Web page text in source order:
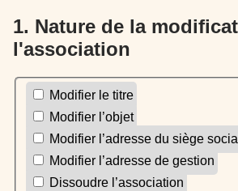
1. Nature de la modification de
l'association
Modifier le titre
Modifier l’objet
Modifier l’adresse du siège social
Modifier l’adresse de gestion
Dissoudre l’association